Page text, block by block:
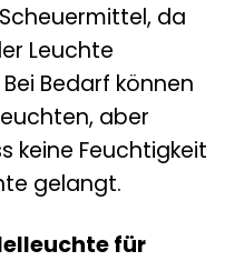
da
Leuchte
Bedarf können
aber
keine Feuchtigkeit
gelangt.
für